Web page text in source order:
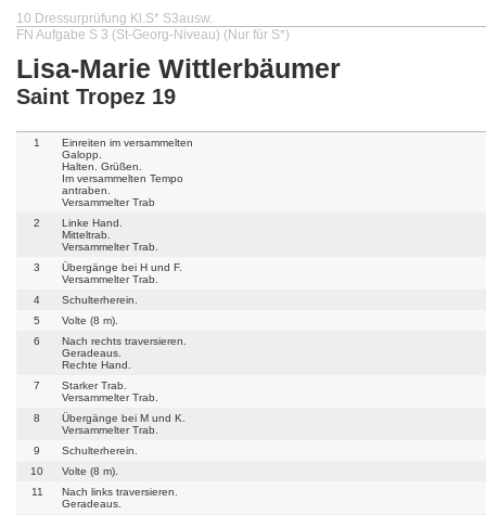
10 Dressurprüfung Kl.S* S3ausw.
FN Aufgabe S 3 (St-Georg-Niveau) (Nur für S*)
Lisa-Marie Wittlerbäumer
Saint Tropez 19
1
Einreiten im versammelten
Galopp.
Halten. Grüßen.
Im versammelten Tempo
antraben.
Versammelter Trab
2
Linke Hand.
Mitteltrab.
Versammelter Trab.
3
Übergänge bei H und F.
Versammelter Trab.
4
Schulterherein.
5
Volte (8 m).
6
Nach rechts traversieren.
Geradeaus.
Rechte Hand.
7
Starker Trab.
Versammelter Trab.
8
Übergänge bei M und K.
Versammelter Trab.
9
Schulterherein.
10
Volte (8 m).
11
Nach links traversieren.
Geradeaus.